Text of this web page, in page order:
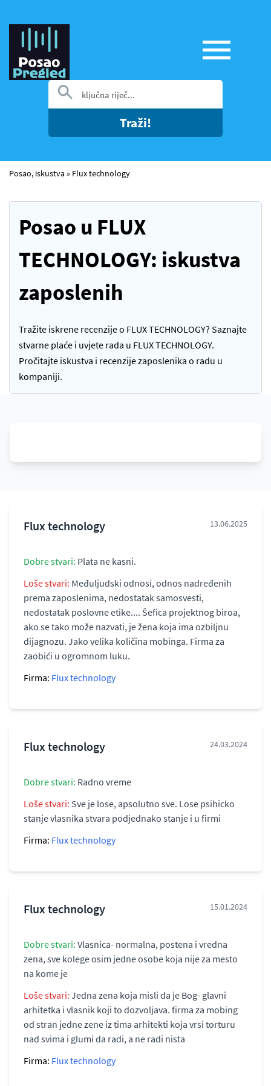
Traži!
Posao, iskustva » Flux technology
Posao u FLUX
TECHNOLOGY: iskustva
zaposlenih
Tražite iskrene recenzije o FLUX TECHNOLOGY? Saznajte
stvarne plaće i uvjete rada u FLUX TECHNOLOGY.
Pročitajte iskustva i recenzije zaposlenika o radu u
kompaniji.
Flux technology 13.06.2025
Dobre stvari: Plata ne kasni.
Loše stvari: Međuljudski odnosi, odnos nadređenih
prema zaposlenima, nedostatak samosvesti,
nedostatak poslovne etike.... Šefica projektnog biroa,
ako se tako može nazvati, je žena koja ima ozbiljnu
dijagnozu. Jako velika količina mobinga. Firma za
zaobići u ogromnom luku.
Firma: Flux technology
Flux technology 24.03.2024
Dobre stvari: Radno vreme
Loše stvari: Sve je lose, apsolutno sve. Lose psihicko
stanje vlasnika stvara podjednako stanje i u firmi
Firma: Flux technology
Flux technology 15.01.2024
Dobre stvari: Vlasnica- normalna, postena i vredna
zena, sve kolege osim jedne osobe koja nije za mesto
na kome je
Loše stvari: Jedna zena koja misli da je Bog- glavni
arhitetka i vlasnik koji to dozvoljava. firma za mobing
od stran jedne zene iz tima arhitekti koja vrsi torturu
nad svima i glumi da radi, a ne radi nista
Firma: Flux technology